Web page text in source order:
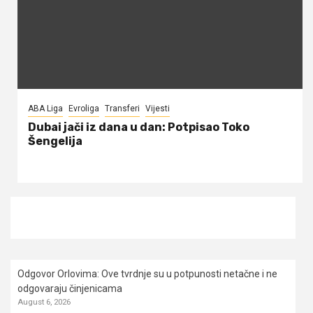
ABA Liga Evroliga Transferi Vijesti
Dubai jači iz dana u dan: Potpisao Toko
Šengelija
Odgovor Orlovima: ​Ove tvrdnje su u potpunosti netačne i ne
odgovaraju činjenicama
August 6, 2026